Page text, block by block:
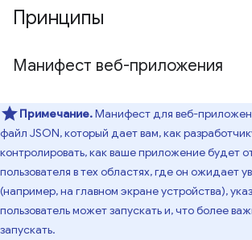
Принципы
Манифест веб-приложения
Примечание.Манифест для веб-
файл JSON, который дает вам, как
контролировать, как ваше приложение будет
пользователя в тех областях, где он ожидает
(например, на главном экране устройства),
пользователь может запускать и, что более
запускать.